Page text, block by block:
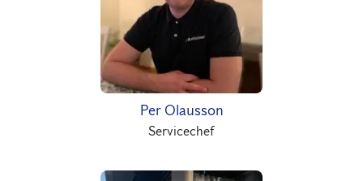
Per Olausson
Servicechef